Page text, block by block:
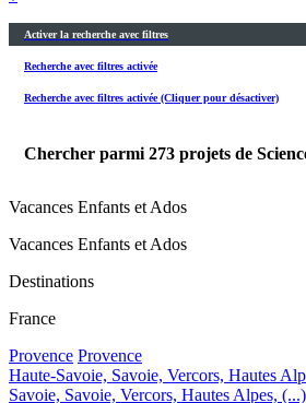
Activer la recherche avec filtres
Recherche avec filtres activée
Recherche avec filtres activée (Cliquer pour désactiver)
Chercher parmi 273 projets de
Vacances Enfants et Ados
Vacances Enfants et Ados
Destinations
France
Provence Provence
Haute-Savoie, Savoie, Vercors, Hautes
Savoie, Savoie, Vercors, Hautes Alpes, (...)